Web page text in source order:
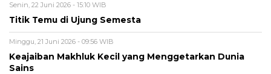
Senin, 22 Juni 2026 - 15:10 WIB
Titik Temu di Ujung Semesta
Minggu, 21 Juni 2026 - 09:56 WIB
Keajaiban Makhluk Kecil yang Menggetarkan Dunia
Sains